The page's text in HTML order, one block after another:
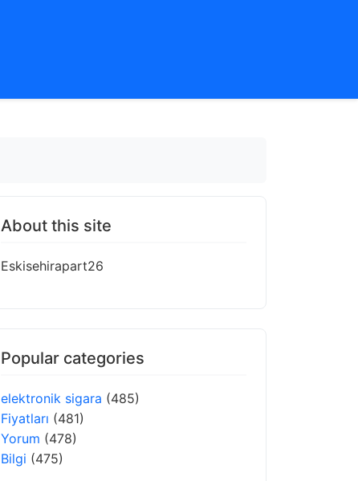
About this site
Eskisehirapart26
Popular categories
elektronik sigara (485)
Fiyatları (481)
Yorum (478)
Bilgi (475)